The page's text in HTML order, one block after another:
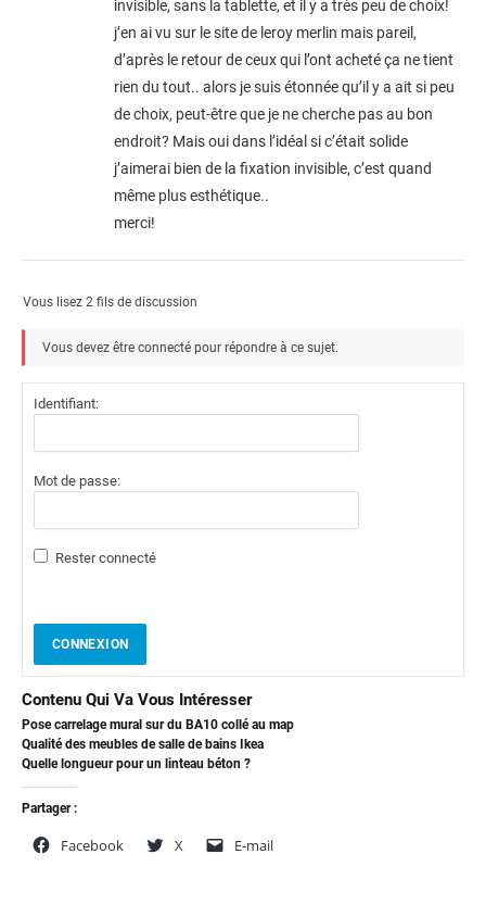
invisible, sans la tablette, et il y a très peu de choix!
j’en ai vu sur le site de leroy merlin mais pareil,
d’après le retour de ceux qui l’ont acheté ça ne tient
rien du tout.. alors je suis étonnée qu’il y a ait si peu
de choix, peut-être que je ne cherche pas au bon
endroit? Mais oui dans l’idéal si c’était solide
j’aimerai bien de la fixation invisible, c’est quand
même plus esthétique..
merci!
Vous lisez 2 fils de discussion
Vous devez être connecté pour répondre à ce sujet.
Identifiant:
Mot de passe:
Rester connecté
CONNEXION
Contenu Qui Va Vous Intéresser
Pose carrelage mural sur du BA10 collé au map
Qualité des meubles de salle de bains Ikea
Quelle longueur pour un linteau béton ?
Partager :
Facebook X E-mail